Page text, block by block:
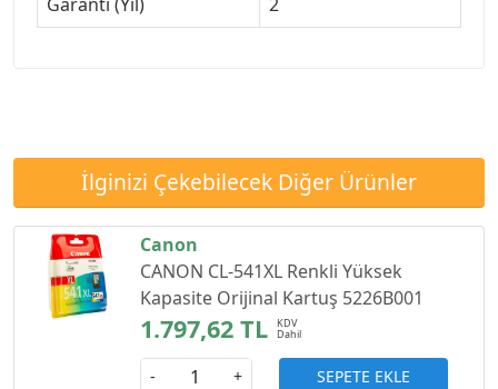
İlginizi Çekebilecek Diğer Ürünler
Canon
CANON CL-541XL Renkli Yüksek
Kapasite Orijinal Kartuş 5226B001
1.797,62 TL
- + SEPETE EKLE